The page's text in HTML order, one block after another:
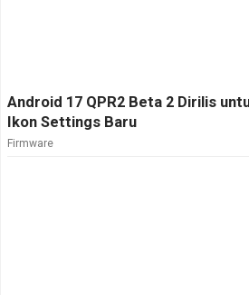
Android 17 QPR2 Beta 2 Dirilis
Ikon Settings Baru
Firmware